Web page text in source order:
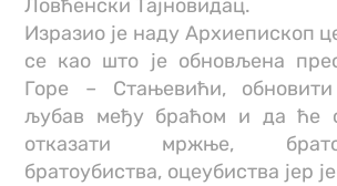
Ловћенски Тајновидац.
Изразио је наду Архиепископ
се као што је обновљена
Горе – Стањевићи,
љубав међу браћом и да ће
отказати мржње,
братоубиства, оцеубиства јер